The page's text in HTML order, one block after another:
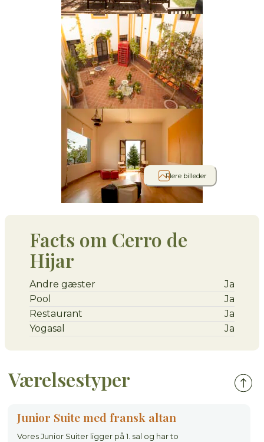
Flere billeder
Facts om Cerro de
Hijar
Andre gæster
Ja
Pool
Ja
Restaurant
Ja
Yogasal
Ja
Værelsestyper
Junior Suite med fransk altan
Vores Junior Suiter ligger på 1. sal og har to